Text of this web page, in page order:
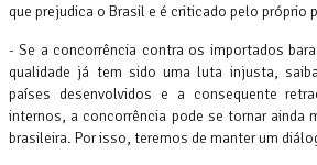
que prejudica o Brasil e é criticado pelo próprio
- Se a concorrência contra os importados
qualidade já tem sido uma luta injusta,
países desenvolvidos e a consequente
internos, a concorrência pode se tornar ainda
brasileira. Por isso, teremos de manter um